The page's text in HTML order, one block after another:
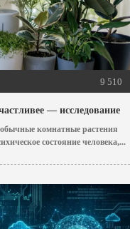
9 510
— исследование
комнатные растения
состояние человека,...